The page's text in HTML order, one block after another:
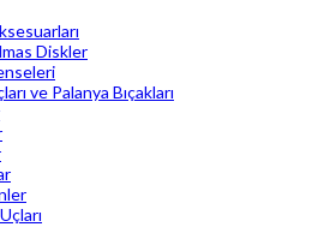
Diskler
ve Palanya Bıçakları